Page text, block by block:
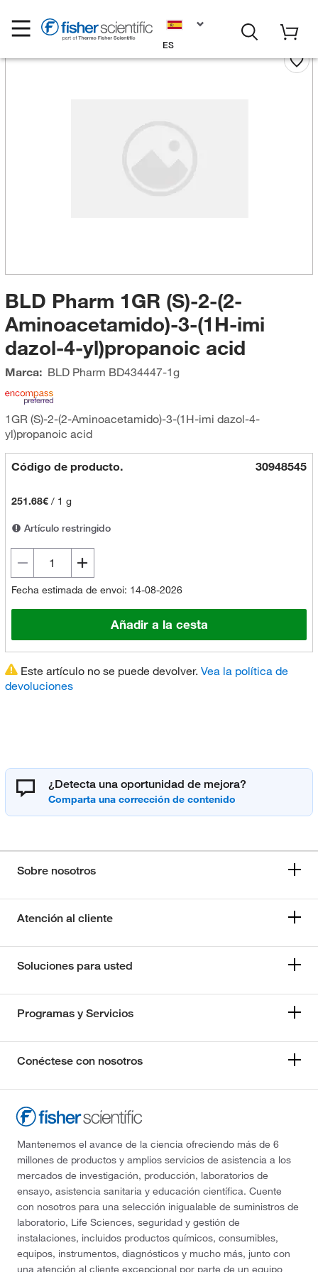
ES
BLD Pharm 1GR (S)-2-(2-
Aminoacetamido)-3-(1H-imi
dazol-4-yl)propanoic acid
Marca: BLD Pharm BD434447-1g
1GR (S)-2-(2-Aminoacetamido)-3-(1H-imi dazol-4-
yl)propanoic acid
Código de producto. 30948545
251.68€/ 1 g
Artículo restringido
Fecha estimada de envoi: 14-08-2026
Añadir a la cesta
Este artículo no se puede devolver. Vea la política de
devoluciones
¿Detecta una oportunidad de mejora?
Sobre nosotros
Atención al cliente
Soluciones para usted
Programas y Servicios
Conéctese con nosotros
Mantenemos el avance de la ciencia ofreciendo más de 6
millones de productos y amplios servicios de asistencia a los
mercados de investigación, producción, laboratorios de
ensayo, asistencia sanitaria y educación científica. Cuente
con nosotros para una selección inigualable de suministros de
laboratorio, Life Sciences, seguridad y gestión de
instalaciones, incluidos productos químicos, consumibles,
equipos, instrumentos, diagnósticos y mucho más, junto con
una atención al cliente excepcional por parte de un equipo